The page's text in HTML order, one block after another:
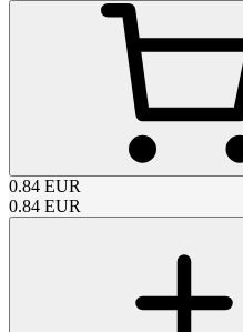
0.84 EUR
0.84 EUR